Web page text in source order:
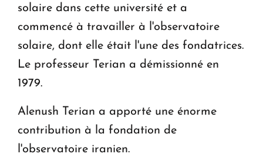
solaire dans cette université et a
commencé à travailler à l'observatoire
solaire, dont elle était l'une des fondatrices.
Le professeur Terian a démissionné en
1979.
Alenush Terian a apporté une énorme
contribution à la fondation de
l'observatoire iranien.